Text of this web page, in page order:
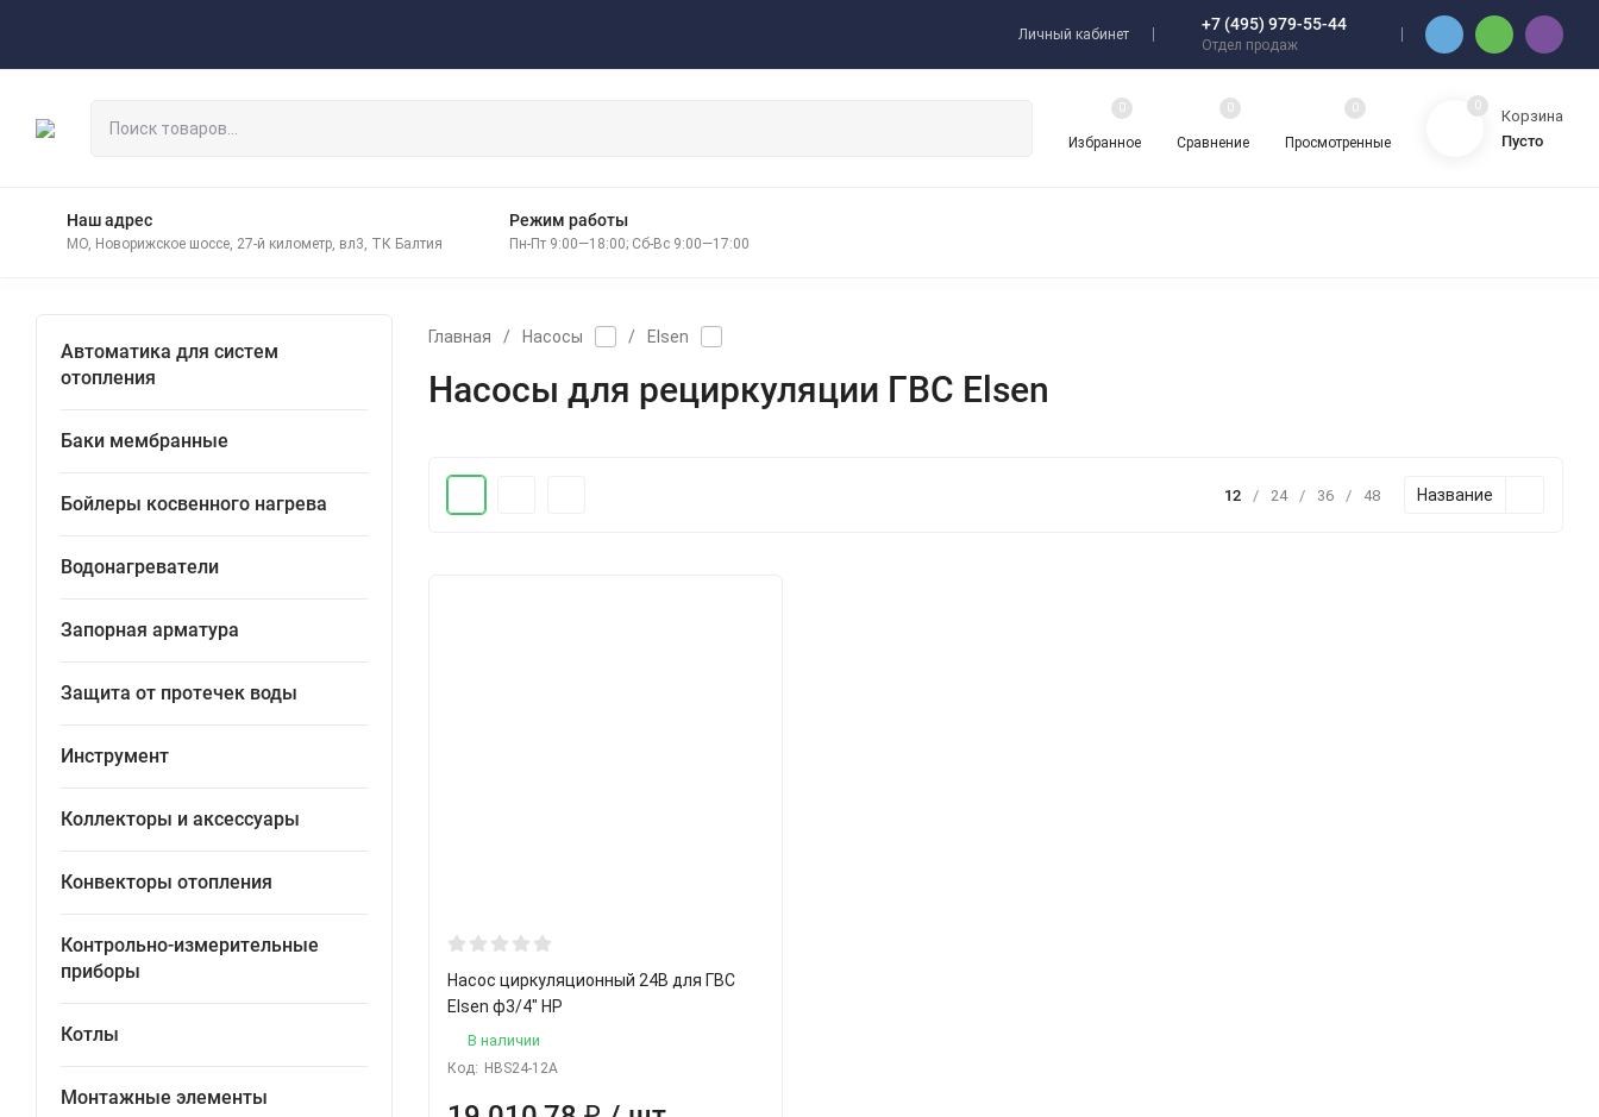
Личный кабинет
+7 (495) 979-55-44
Отдел продаж
Избранное
0
Сравнение
0
Просмотренные
0 0
Корзина
Пусто
Наш адрес
МО, Новорижское шоссе, 27-й километр, вл3, ТК Балтия
Режим работы
Пн-Пт 9:00—18:00; Сб-Вс 9:00—17:00
Автоматика для систем
отопления
Баки мембранные
Бойлеры косвенного нагрева
Водонагреватели
Запорная арматура
Защита от протечек воды
Инструмент
Коллекторы и аксессуары
Конвекторы отопления
Контрольно-измерительные
приборы
Котлы
Монтажные элементы
Главная / Насосы / Elsen
Насосы для рециркуляции ГВС Elsen
12 / 24 / 36 / 48 Название
Насос циркуляционный 24В для ГВС
Elsen ф3/4" НР
В наличии
Код: HBS24-12А